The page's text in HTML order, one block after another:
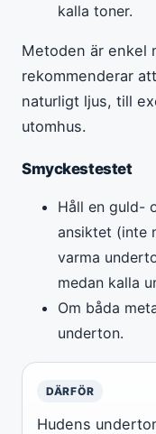
kalla toner.
Metoden är enkel
rekommenderar
naturligt ljus, till
utomhus.
Smyckestestet
Håll en guld-
ansiktet (inte
varma
medan kalla
Om båda
underton.
DÄRFÖR
Hudens